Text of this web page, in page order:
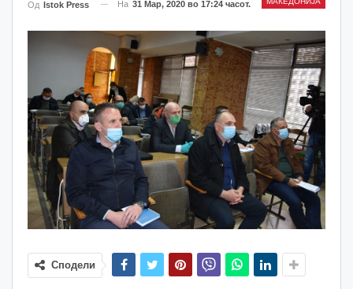
Од Istok Press На 31 Мар, 2020 во 17:24 часот.
Сподели